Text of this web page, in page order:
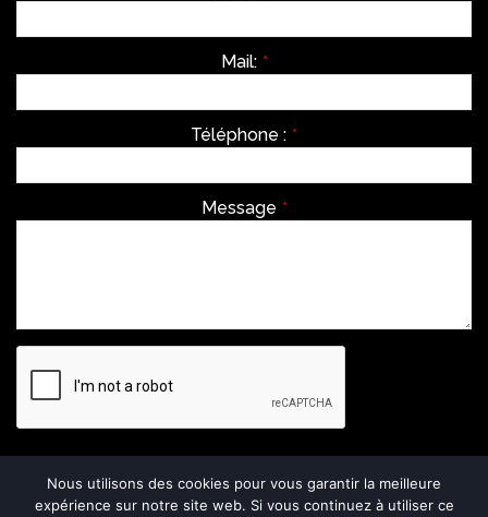
Mail: *
Téléphone : *
Message *
Envoyer
Nous utilisons des cookies pour vous garantir la meilleure
expérience sur notre site web. Si vous continuez à utiliser ce